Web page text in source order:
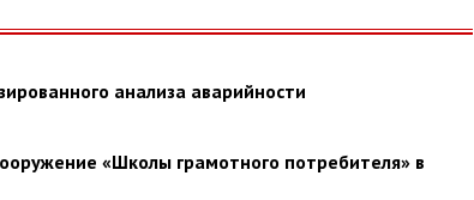
анализа аварийности
«Школы грамотного потребителя» в